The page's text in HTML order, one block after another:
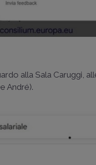
alla Sala Caruggi,
André).